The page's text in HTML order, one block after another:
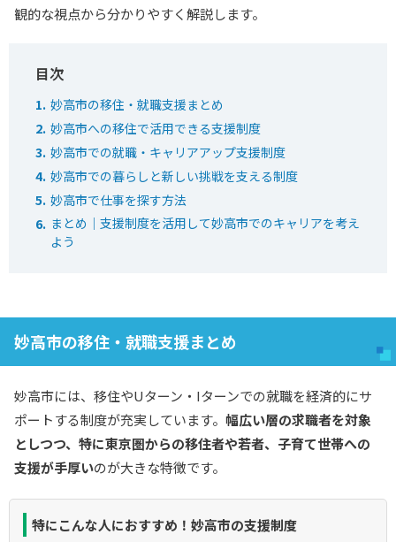
観的な視点から分かりやすく解説します。
妙高市の移住・就職支援まとめ
妙高市への移住で活用できる支援制度
妙高市での就職・キャリアアップ支援制度
妙高市での暮らしと新しい挑戦を支える制度
妙高市で仕事を探す方法
まとめ｜支援制度を活用して妙高市でのキャリアを考え
よう
妙高市の移住・就職支援まとめ
妙高市には、移住やUターン・Iターンでの就職を経済的にサ
ポートする制度が充実しています。 幅広い層の求職者を対象
としつつ、特に東京圏からの移住者や若者、子育て世帯への
支援が手厚いのが大きな特徴です。
特にこんな人におすすめ！妙高市の支援制度